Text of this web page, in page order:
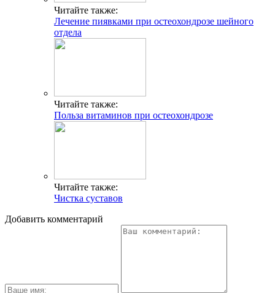
Читайте также:
Лечение пиявками при остеохондрозе шейного
отдела
Читайте также:
Польза витаминов при остеохондрозе
Читайте также:
Чистка суставов
Добавить комментарий